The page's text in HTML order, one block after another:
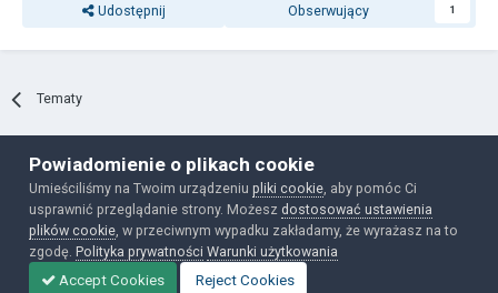
Udostępnij Obserwujący 1
Tematy
Polityka prywatności Ciasteczka
Powered by Invision Community
Powiadomienie o plikach cookie
Umieściliśmy na Twoim urządzeniupliki cookie , aby pomóc Ci
usprawnić przeglądanie strony. Możesz dostosować ustawienia
plików cookie , w przeciwnym wypadku zakładamy, że wyrażasz na to
zgodę.Polityka prywatności Warunki użytkowania
Accept Cookies
Reject Cookies